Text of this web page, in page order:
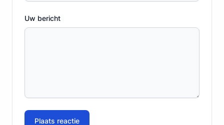
Uw bericht
Plaats reactie